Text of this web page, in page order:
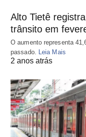
Alto Tietê
trânsito em
O aumento representa
passado.
Leia Mais
2 anos atrás